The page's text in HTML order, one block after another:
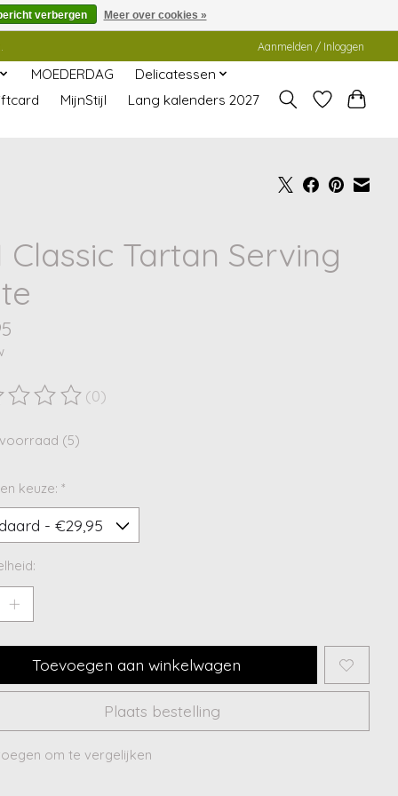
Aanmelden / Inloggen
MOEDERDAG
Delicatessen
MijnStijl
Lang kalenders 2027
Classic Tartan Serving
van dit product is
(0)
(5)
keuze: *
Toevoegen aan winkelwagen
Plaats bestelling
om te vergelijken
verbergen Meer over cookies »